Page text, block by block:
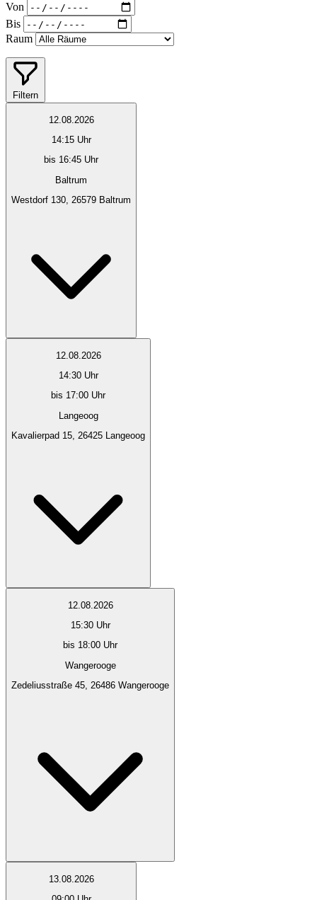
Von
Bis
Raum
Filtern
12.08.2026
14:15 Uhr
bis 16:45 Uhr
Baltrum
Westdorf 130, 26579 Baltrum
12.08.2026
14:30 Uhr
bis 17:00 Uhr
Langeoog
Kavalierpad 15, 26425 Langeoog
12.08.2026
15:30 Uhr
bis 18:00 Uhr
Wangerooge
Zedeliusstraße 45, 26486 Wangerooge
13.08.2026